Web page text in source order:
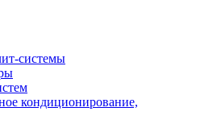
системы
кондиционирование,